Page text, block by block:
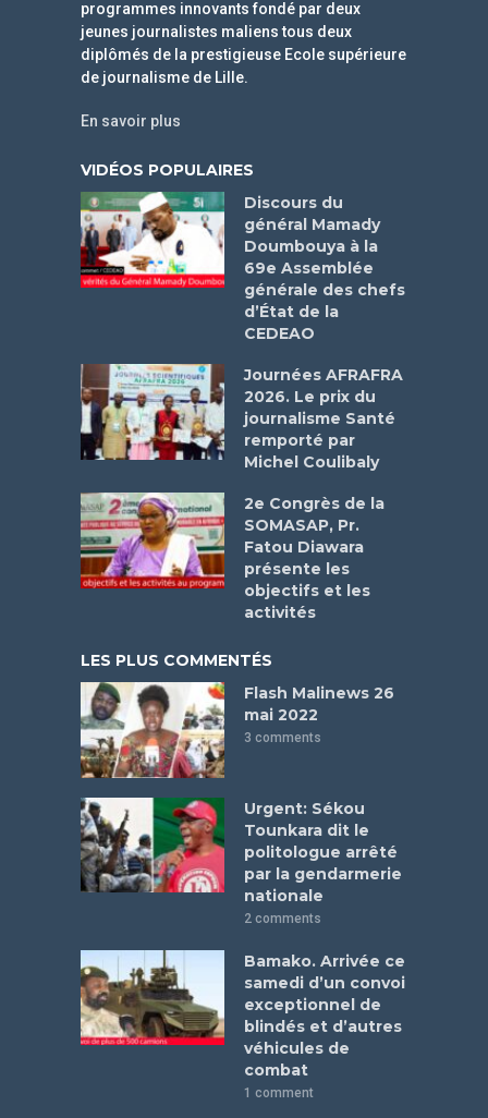
programmes innovants fondé par deux
jeunes journalistes maliens tous deux
diplômés de la prestigieuse Ecole supérieure
de journalisme de Lille.
En savoir plus
VIDÉOS POPULAIRES
Discours du
général Mamady
Doumbouya à la
69e Assemblée
générale des chefs
d’État de la
CEDEAO
Journées AFRAFRA
2026. Le prix du
journalisme Santé
remporté par
Michel Coulibaly
2e Congrès de la
SOMASAP, Pr.
Fatou Diawara
présente les
objectifs et les
activités
LES PLUS COMMENTÉS
Flash Malinews 26
mai 2022
3 comments
Urgent: Sékou
Tounkara dit le
politologue arrêté
par la gendarmerie
nationale
2 comments
Bamako. Arrivée ce
samedi d’un convoi
exceptionnel de
blindés et d’autres
véhicules de
combat
1 comment